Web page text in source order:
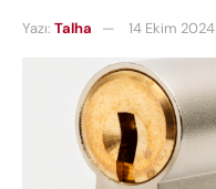
Yazı: Talha 14 Ekim 2024